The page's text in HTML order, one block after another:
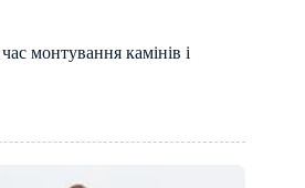
монтування камінів і